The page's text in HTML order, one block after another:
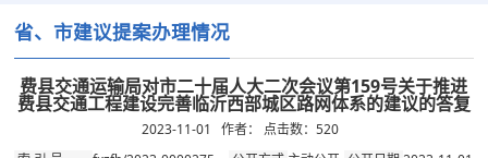
省、市建议提案办理情况
费县交通运输局对市二十届人大二次会议第159号关于推进
费县交通工程建设完善临沂西部城区路网体系的建议的答复
2023-11-01 作者： 点击数：520